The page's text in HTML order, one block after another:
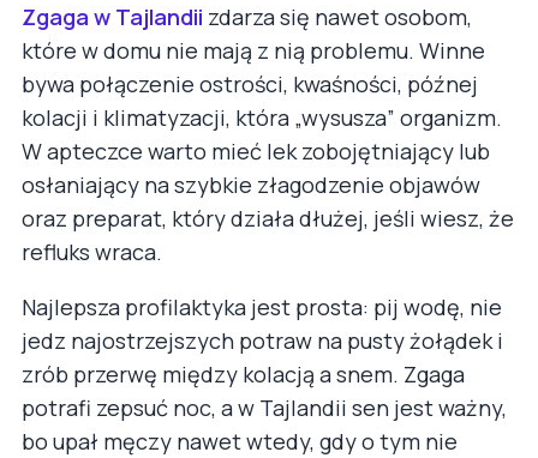
Zgaga w Tajlandii zdarza się nawet osobom,
które w domu nie mają z nią problemu. Winne
bywa połączenie ostrości, kwaśności, późnej
kolacji i klimatyzacji, która „wysusza” organizm.
W apteczce warto mieć lek zobojętniający lub
osłaniający na szybkie złagodzenie objawów
oraz preparat, który działa dłużej, jeśli wiesz, że
refluks wraca.
Najlepsza profilaktyka jest prosta: pij wodę, nie
jedz najostrzejszych potraw na pusty żołądek i
zrób przerwę między kolacją a snem. Zgaga
potrafi zepsuć noc, a w Tajlandii sen jest ważny,
bo upał męczy nawet wtedy, gdy o tym nie